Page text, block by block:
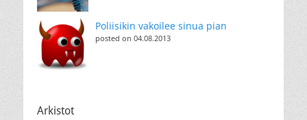
Poliisikin vakoilee sinua pian
posted on 04.08.2013
Arkistot